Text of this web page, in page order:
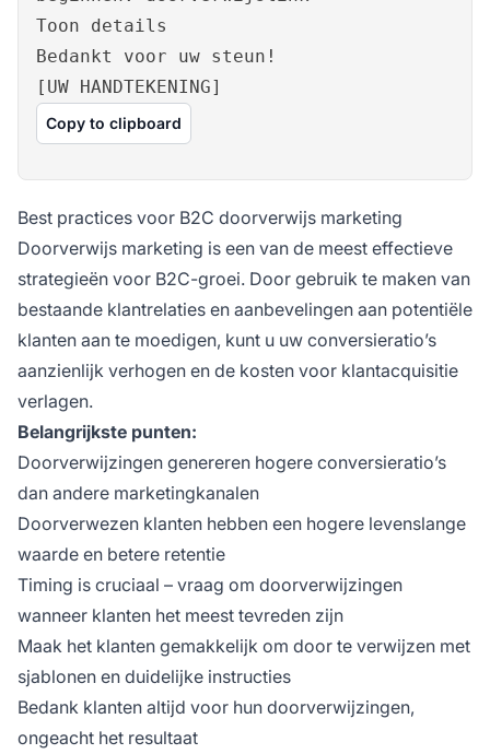
Toon details
Bedankt voor uw steun!
[UW HANDTEKENING]
Copy to clipboard
Best practices voor B2C doorverwijs marketing
Doorverwijs marketing is een van de meest effectieve
strategieën voor B2C-groei. Door gebruik te maken van
bestaande klantrelaties en aanbevelingen aan potentiële
klanten aan te moedigen, kunt u uw conversieratio’s
aanzienlijk verhogen en de kosten voor klantacquisitie
verlagen.
Belangrijkste punten:
Doorverwijzingen genereren hogere conversieratio’s
dan andere marketingkanalen
Doorverwezen klanten hebben een hogere levenslange
waarde en betere retentie
Timing is cruciaal – vraag om doorverwijzingen
wanneer klanten het meest tevreden zijn
Maak het klanten gemakkelijk om door te verwijzen met
sjablonen en duidelijke instructies
Bedank klanten altijd voor hun doorverwijzingen,
ongeacht het resultaat